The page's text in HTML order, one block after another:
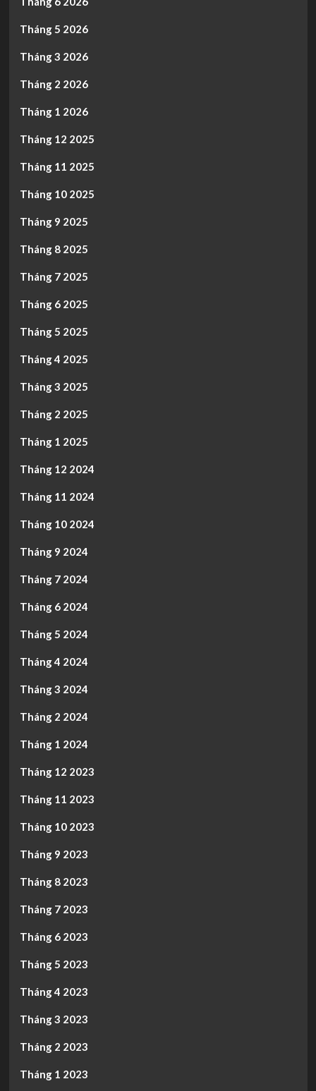
Tháng 5 2026
Tháng 3 2026
Tháng 2 2026
Tháng 1 2026
Tháng 12 2025
Tháng 11 2025
Tháng 10 2025
Tháng 9 2025
Tháng 8 2025
Tháng 7 2025
Tháng 6 2025
Tháng 5 2025
Tháng 4 2025
Tháng 3 2025
Tháng 2 2025
Tháng 1 2025
Tháng 12 2024
Tháng 11 2024
Tháng 10 2024
Tháng 9 2024
Tháng 7 2024
Tháng 6 2024
Tháng 5 2024
Tháng 4 2024
Tháng 3 2024
Tháng 2 2024
Tháng 1 2024
Tháng 12 2023
Tháng 11 2023
Tháng 10 2023
Tháng 9 2023
Tháng 8 2023
Tháng 7 2023
Tháng 6 2023
Tháng 5 2023
Tháng 4 2023
Tháng 3 2023
Tháng 2 2023
Tháng 1 2023